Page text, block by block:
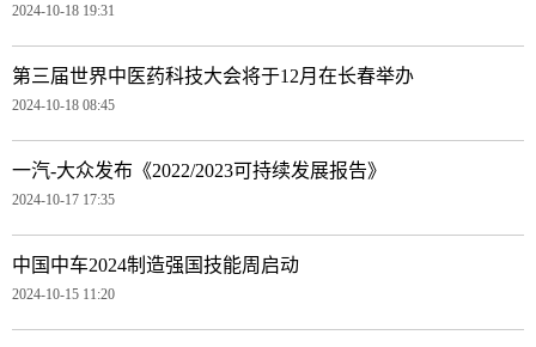
2024-10-18 19:31
第三届世界中医药科技大会将于12月在长春举办
2024-10-18 08:45
一汽-大众发布《2022/2023可持续发展报告》
2024-10-17 17:35
中国中车2024制造强国技能周启动
2024-10-15 11:20